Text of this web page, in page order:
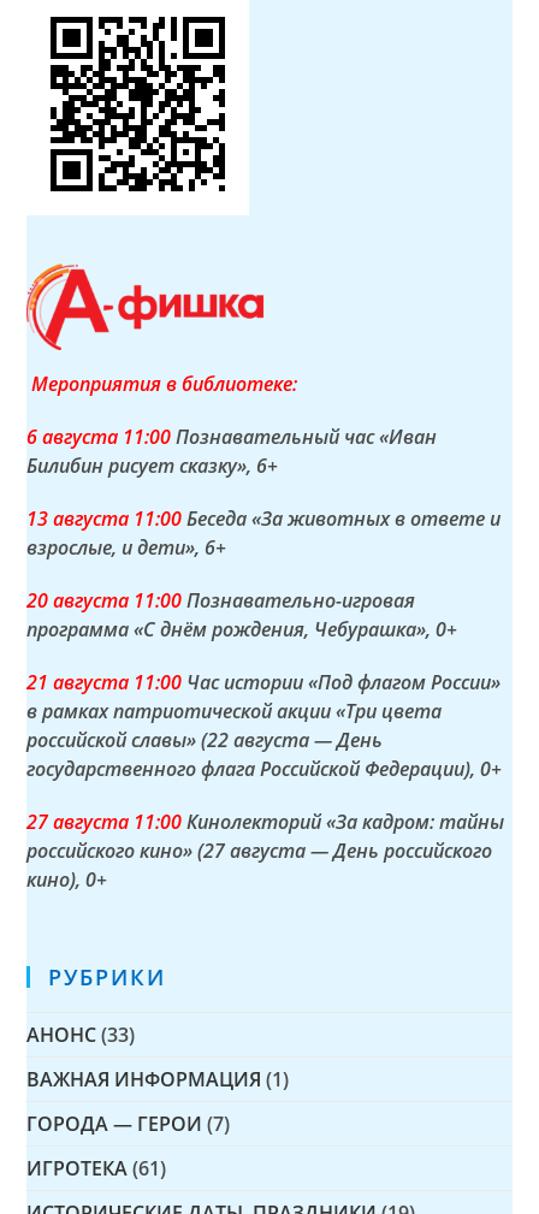
Мероприятия в библиотеке:
6 августа 11:00Познавательный час «Иван
Билибин рисует сказку», 6+
13 августа 11:00Беседа «За животных в ответе и
взрослые, и дети», 6+
20 августа 11:00Познавательно-игровая
программа «С днём рождения, Чебурашка», 0+
21 августа 11:00 Час истории «Под флагом России»
в рамках патриотической акции «Три цвета
российской славы» (22 августа — День
государственного флага Российской Федерации), 0+
27 августа 11:00Кинолекторий «За кадром: тайны
российского кино» (27 августа — День российского
кино), 0+
РУБРИКИ
АНОНС (33)
ВАЖНАЯ ИНФОРМАЦИЯ (1)
ГОРОДА — ГЕРОИ (7)
ИГРОТЕКА (61)